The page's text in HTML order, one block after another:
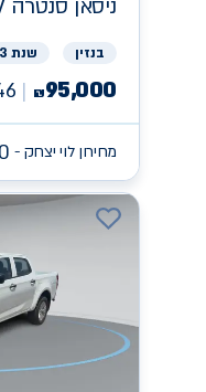
ניסאן SV סנטרה
בנזין שנת 2023
₪95,000
מחירון לוי יצחק -